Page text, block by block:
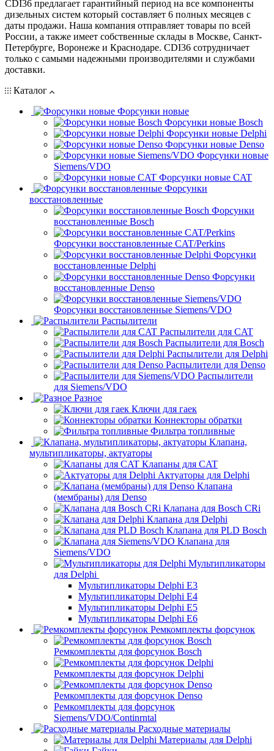
CDI36 предлагает гарантийный период на все компоненты
дизельных систем который составляет 6 полных месяцев с
даты продажи. Наша компания отправляет товары по всей
России, а также имеет собственные склады в Москве, Санкт-
Петербурге, Воронеже и Краснодаре. CDI36 сотрудничает
только с самыми надежными производителями и службами
доставки.
Каталог
Форсунки новые
Форсунки новые Bosch
Форсунки новые Delphi
Форсунки новые Denso
Форсунки новые
Siemens/VDO
Форсунки новые CAT
Форсунки
восстановленные
Форсунки
восстановленные Bosch
Форсунки восстановленные CAT/Perkins
Форсунки
восстановленные Delphi
Форсунки
восстановленные Denso
Форсунки восстановленные Siemens/VDO
Распылители
Распылители для CAT
Распылители для Bosch
Распылители для Delphi
Распылители для Denso
Распылители
для Siemens/VDO
Разное
Ключи для гаек
Коннекторы обратки
Фильтра топливные
Клапана,
мультипликаторы, актуаторы
Клапаны для CAT
Актуаторы для Delphi
Клапана
(мембраны) для Denso
Клапана для Bosch CRi
Клапана для Delphi
Клапана для PLD Bosch
Клапана для
Siemens/VDO
Мультипликаторы
для Delphi
Мультипликаторы Delphi E3
Мультипликаторы Delphi E4
Мультипликаторы Delphi E5
Мультипликаторы Delphi E6
Ремкомплекты форсунок
Ремкомплекты для форсунок Bosch
Ремкомплекты для форсунок Delphi
Ремкомплекты для форсунок Denso
Ремкомплекты для форсунок
Siemens/VDO/Continrntal
Расходные материалы
Материалы для Delphi